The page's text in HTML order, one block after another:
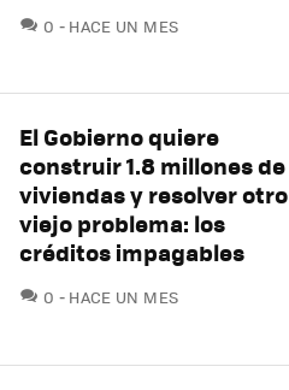
0 COMENTARIOS
HACE UN MES
El Gobierno quiere
construir 1.8 millones de
viviendas y resolver otro
viejo problema: los
créditos impagables
0 COMENTARIOS
HACE UN MES